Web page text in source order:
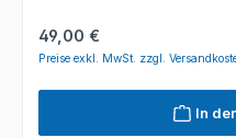
Regulärer Preis:
49,00 €
Preise exkl. MwSt. zzgl.
In